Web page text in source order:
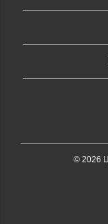
© 2026